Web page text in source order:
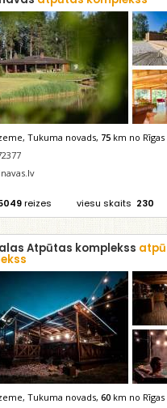
Tukuma novads, 75 km no Rīgas
reizes viesu skaits 230
Atpūtas komplekss
Tukuma novads, 60 km no Rīgas